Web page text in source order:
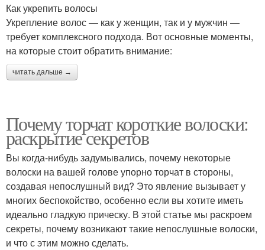
Как укрепить волосы
Укрепление волос — как у женщин, так и у мужчин —
требует комплексного подхода. Вот основные моменты,
на которые стоит обратить внимание:
читать дальше →
Почему торчат короткие волоски:
раскрытие секретов
Вы когда-нибудь задумывались, почему некоторые
волоски на вашей голове упорно торчат в стороны,
создавая непослушный вид? Это явление вызывает у
многих беспокойство, особенно если вы хотите иметь
идеально гладкую прическу. В этой статье мы раскроем
секреты, почему возникают такие непослушные волоски,
и что с этим можно сделать.